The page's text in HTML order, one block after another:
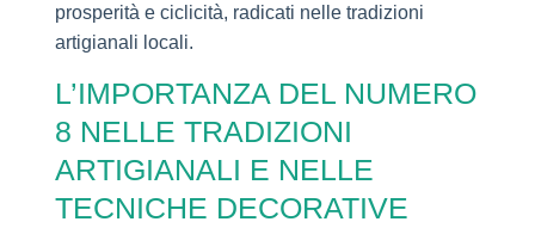
prosperità e ciclicità, radicati nelle tradizioni
artigianali locali.
L’IMPORTANZA DEL NUMERO
8 NELLE TRADIZIONI
ARTIGIANALI E NELLE
TECNICHE DECORATIVE